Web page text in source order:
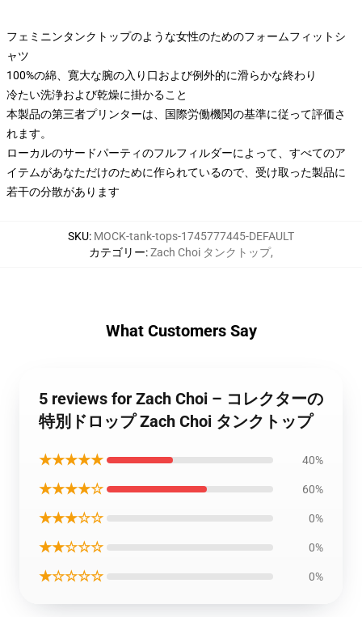
フェミニンタンクトップのような女性のためのフォームフィットシ
ャツ
100%の綿、寛大な腕の入り口および例外的に滑らかな終わり
冷たい洗浄および乾燥に掛かること
本製品の第三者プリンターは、国際労働機関の基準に従って評価さ
れます。
ローカルのサードパーティのフルフィルダーによって、すべてのア
イテムがあなただけのために作られているので、受け取った製品に
若干の分散があります
SKU: MOCK-tank-tops-1745777445-DEFAULT
カテゴリー:Zach Choi タンクトップ,
What Customers Say
5 reviews for Zach Choi – コレクターの
特別ドロップ Zach Choi タンクトップ
★★★★★ 40%
★★★★☆ 60%
★★★☆☆ 0%
★★☆☆☆ 0%
★☆☆☆☆ 0%